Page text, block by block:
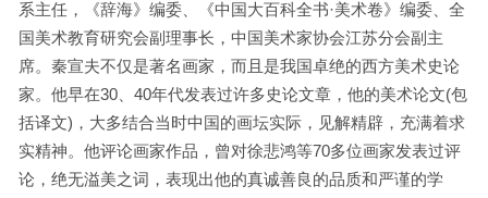
系主任，《辞海》编委、《中国大百科全书·美术卷》编委、全
国美术教育研究会副理事长，中国美术家协会江苏分会副主
席。秦宣夫不仅是著名画家，而且是我国卓绝的西方美术史论
家。他早在30、40年代发表过许多史论文章，他的美术论文(包
括译文)，大多结合当时中国的画坛实际，见解精辟，充满着求
实精神。他评论画家作品，曾对徐悲鸿等70多位画家发表过评
论，绝无溢美之词，表现出他的真诚善良的品质和严谨的学